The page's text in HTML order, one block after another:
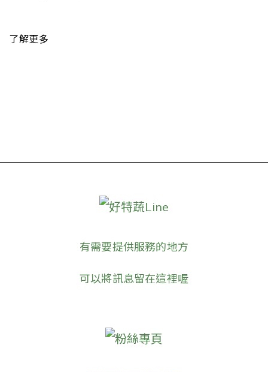
了解更多
好特蔬Line
有需要提供服務的地方
可以將訊息留在這裡喔
粉絲專頁